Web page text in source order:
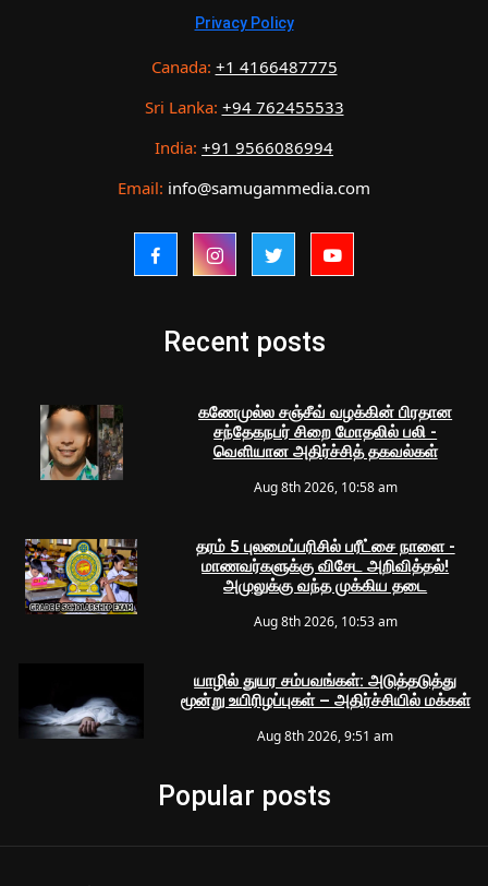
Privacy Policy
Canada: +1 4166487775
Sri Lanka: +94 762455533
India: +91 9566086994
Email: info@samugammedia.com
Recent posts
கணேமுல்ல சஞ்சீவ் வழக்கின் பிரதான
சந்தேகநபர் சிறை மோதலில் பலி -
வெளியான அதிர்ச்சித் தகவல்கள்
Aug 8th 2026, 10:58 am
தரம் 5 புலமைப்பரிசில் பரீட்சை நாளை -
மாணவர்களுக்கு விசேட அறிவித்தல்!
அமுலுக்கு வந்த முக்கிய தடை
Aug 8th 2026, 10:53 am
யாழில் துயர சம்பவங்கள்: அடுத்தடுத்து
மூன்று உயிரிழப்புகள் – அதிர்ச்சியில் மக்கள்
Aug 8th 2026, 9:51 am
Popular posts